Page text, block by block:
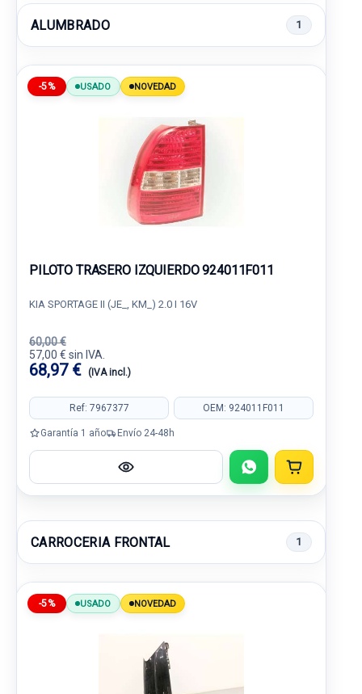
ALUMBRADO 1
-5% USADO NOVEDAD
PILOTO TRASERO IZQUIERDO 924011F011
KIA SPORTAGE II (JE_, KM_) 2.0 I 16V
60,00 €
57,00 € sin IVA.
68,97 € (IVA incl.)
Ref: 7967377 OEM: 924011F011
Garantía 1 año Envío 24-48h
CARROCERIA FRONTAL 1
-5% USADO NOVEDAD